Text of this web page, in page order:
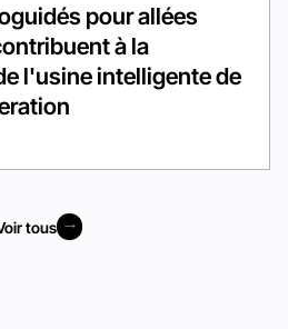
pour allées
à la
l'usine intelligente de
tous